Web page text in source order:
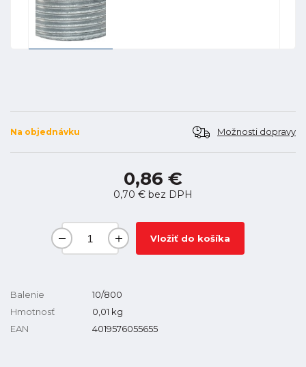
Na objednávku Možnosti dopravy
0,86 €
0,70 € bez DPH
Vložiť do košíka
Balenie
10/800
Hmotnosť
0,01 kg
EAN
4019576055655